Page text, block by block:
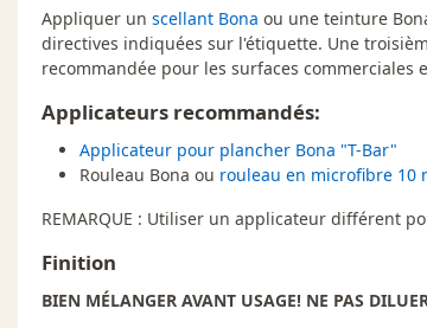
Appliquer un scellant Bona ou une teinture
directives indiquées sur l'étiquette. Une
recommandée pour les surfaces
Applicateurs recommandés:
Applicateur pour plancher Bona "T-Bar"
Rouleau Bona ou rouleau en microfibre 10
REMARQUE : Utiliser un applicateur différent
Finition
BIEN MÉLANGER AVANT USAGE! NE PAS